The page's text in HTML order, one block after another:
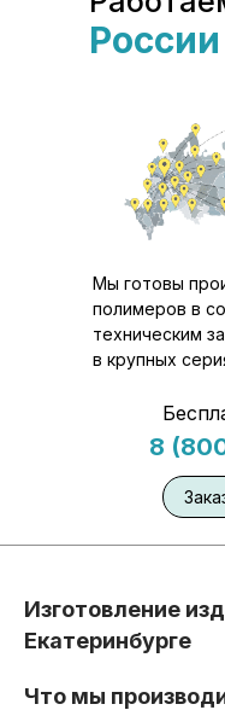
России
Мы готовы
полимеров в
техническим
в крупных
8
Изготовление
Екатеринбурге
Что мы